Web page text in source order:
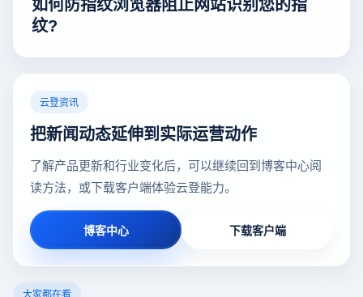
纹?
云登资讯
把新闻动态延伸到实际运营动作
了解产品更新和行业变化后，可以继续回到博客中心阅
读方法，或下载客户端体验云登能力。
博客中心 下载客户端
大家都在看